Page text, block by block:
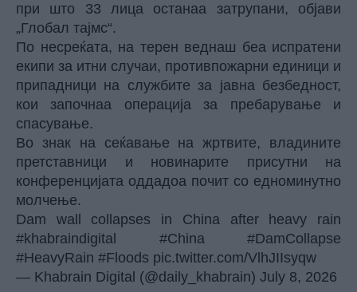
при што 33 лица останаа затрупани, објави
„Глобал тајмс“.
По несреќата, на терен веднаш беа испратени
екипи за итни случаи, противпожарни единици и
припадници на службите за јавна безбедност,
кои започнаа операција за пребарување и
спасување.
Во знак на сеќавање на жртвите, владините
претставници и новинарите присутни на
конференцијата оддадоа почит со едноминутно
молчење.
Dam wall collapses in China after heavy rain
#khabraindigital
#China
#DamCollapse
#HeavyRain #Floods pic.twitter.com/VlhJIIsyqw
— Khabrain Digital (@daily_khabrain) July 8, 2026